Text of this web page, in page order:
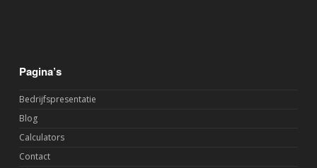
Pagina’s
Bedrijfspresentatie
Blog
Calculators
Contact